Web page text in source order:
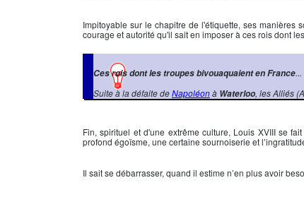
Impitoyable sur le chapitre de l'étiquette, ses manières
courage et autorité qu'il sait en imposer à ces rois dont
Ces rois dont les troupes bivouaquaient en France...
Suite à la défaite deNapoléonà Waterloo, les Alliés
Fin, spirituel et d'une extrême culture, Louis XVIIIse fait
profond égoïsme, une certaine sournoiserie et
Il sait se débarrasser, quand il estime n’en plus avoir